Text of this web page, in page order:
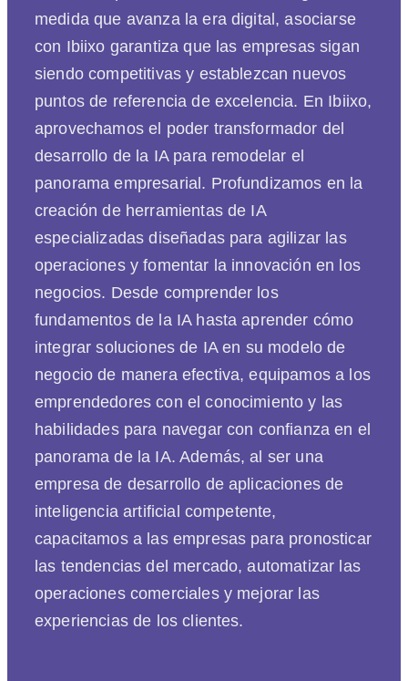
medida que avanza la era digital, asociarse
con Ibiixo garantiza que las empresas sigan
siendo competitivas y establezcan nuevos
puntos de referencia de excelencia. En Ibiixo,
aprovechamos el poder transformador del
desarrollo de la IA para remodelar el
panorama empresarial. Profundizamos en la
creación de herramientas de IA
especializadas diseñadas para agilizar las
operaciones y fomentar la innovación en los
negocios. Desde comprender los
fundamentos de la IA hasta aprender cómo
integrar soluciones de IA en su modelo de
negocio de manera efectiva, equipamos a los
emprendedores con el conocimiento y las
habilidades para navegar con confianza en el
panorama de la IA. Además, al ser una
empresa de desarrollo de aplicaciones de
inteligencia artificial competente,
capacitamos a las empresas para pronosticar
las tendencias del mercado, automatizar las
operaciones comerciales y mejorar las
experiencias de los clientes.